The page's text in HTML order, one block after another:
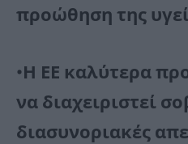
προώθηση της
•Η ΕΕ καλύτερα
να διαχειριστεί
διασυνοριακές